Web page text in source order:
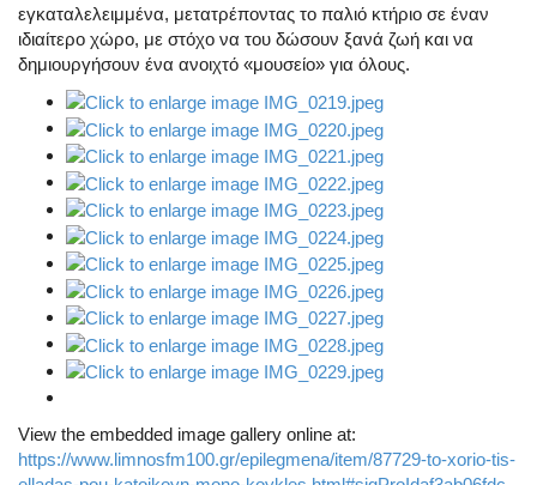
εγκαταλελειμμένα, μετατρέποντας το παλιό κτήριο σε έναν
ιδιαίτερο χώρο, με στόχο να του δώσουν ξανά ζωή και να
δημιουργήσουν ένα ανοιχτό «μουσείο» για όλους.
View the embedded image gallery online at:
https://www.limnosfm100.gr/epilegmena/item/87729-to-xorio-tis-